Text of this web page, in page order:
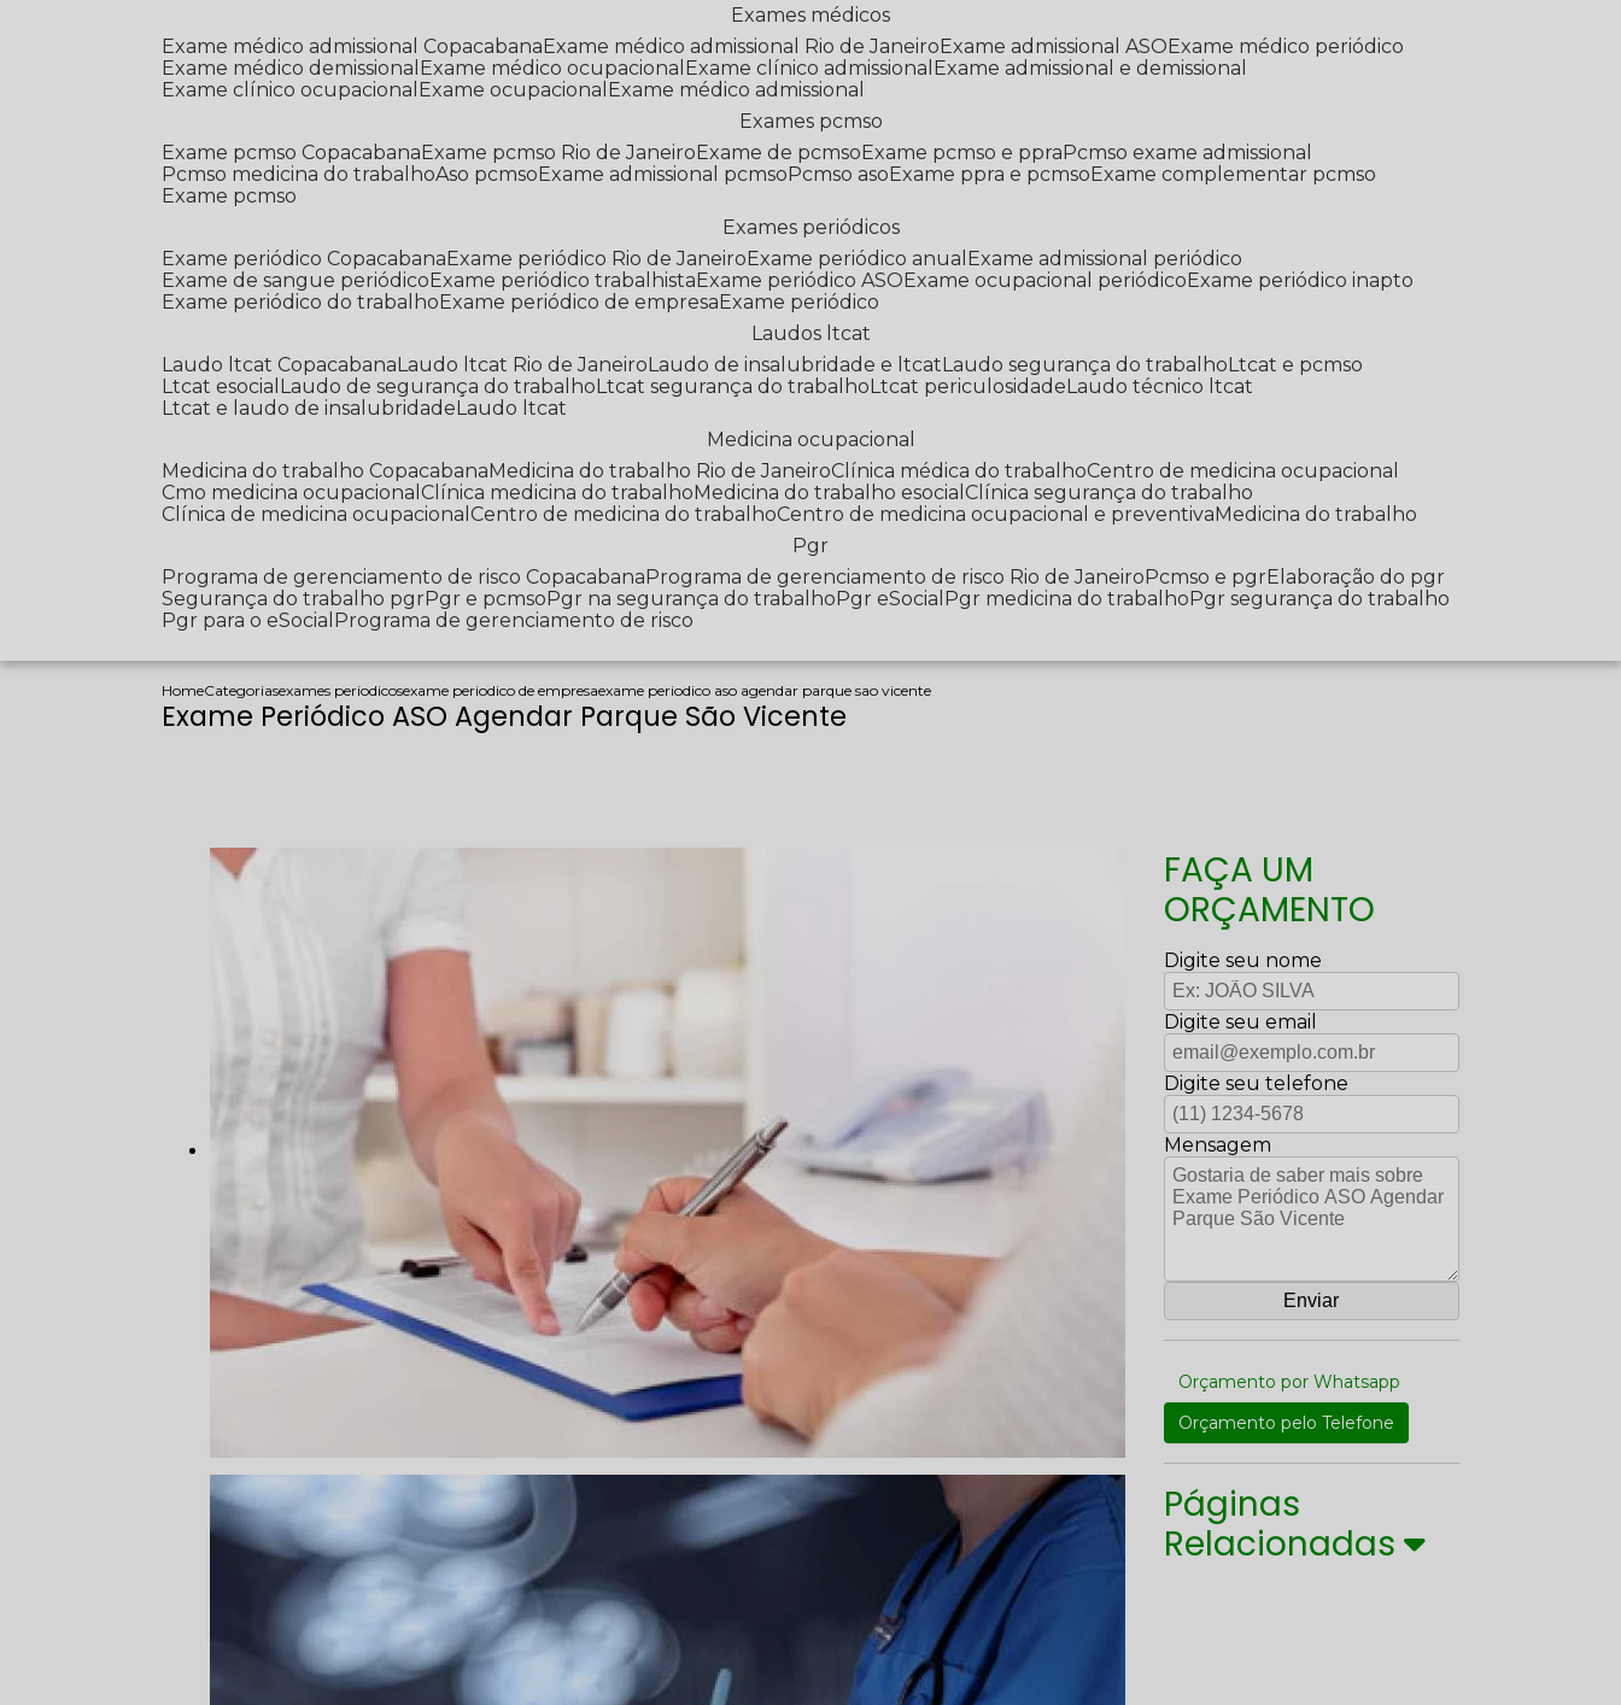
Exames médicos
Exame médico admissional Copacabana
Exame médico admissional Rio de Janeiro Exame admissional ASO
Exame médico periódico
Exame médico demissional
Exame médico ocupacional Exame clínico admissional
Exame admissional e demissional
Exame clínico ocupacional
Exame ocupacional
Exame médico admissional
Exames pcmso
Exame pcmso Copacabana
Exame pcmso Rio de Janeiro Exame de pcmso Exame pcmso e ppra
Pcmso exame admissional
Pcmso medicina do trabalho Aso pcmso Exame admissional pcmso Pcmso aso Exame ppra e pcmso
Exame complementar pcmso
Exame pcmso
Exames periódicos
Exame periódico Copacabana
Exame periódico Rio de Janeiro Exame periódico anual
Exame admissional periódico
Exame de sangue periódico
Exame periódico trabalhista Exame periódico ASO Exame ocupacional periódico
Exame periódico inapto
Exame periódico do trabalho
Exame periódico de empresa
Exame periódico
Laudos ltcat
Laudo ltcat Copacabana Laudo ltcat Rio de Janeiro Laudo de insalubridade e ltcat Laudo segurança do trabalho Ltcat e pcmso
Ltcat esocial
Laudo de segurança do trabalho Ltcat segurança do trabalho Ltcat periculosidade Laudo técnico ltcat
Ltcat e laudo de insalubridade Laudo ltcat
Medicina ocupacional
Medicina do trabalho Copacabana
Medicina do trabalho Rio de Janeiro Clínica médica do trabalho
Centro de medicina ocupacional
Cmo medicina ocupacional
Clínica medicina do trabalho Medicina do trabalho esocial
Clínica segurança do trabalho
Clínica de medicina ocupacional
Centro de medicina do trabalho Centro de medicina ocupacional e preventiva
Medicina do trabalho
Pgr
Programa de gerenciamento de risco Copacabana
Programa de gerenciamento de risco Rio de Janeiro Pcmso e pgr
Elaboração do pgr
Segurança do trabalho pgr
Pgr e pcmso Pgr na segurança do trabalho Pgr eSocial Pgr medicina do trabalho
Pgr segurança do trabalho
Pgr para o eSocial
Programa de gerenciamento de risco
HomeCategoriasexames periodicosexame periodico de empresaexame periodico aso agendar parque sao vicente
Exame Periódico ASO Agendar Parque São Vicente
FAÇA UM
ORÇAMENTO
Digite seu nome
Digite seu email
Digite seu telefone
Mensagem
Orçamento por Whatsapp
Orçamento pelo Telefone
Páginas
Relacionadas